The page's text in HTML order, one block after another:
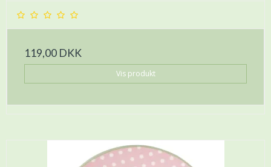
119,00 DKK
Vis produkt